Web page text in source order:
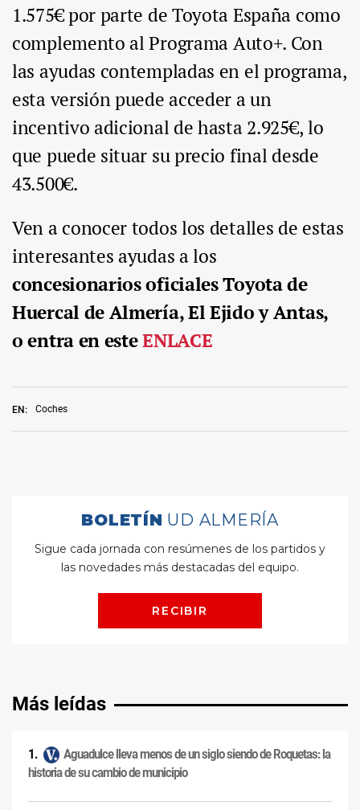
EN: Coches
1.575€ por parte de Toyota España como
complemento al Programa Auto+. Con
las ayudas contempladas en el programa,
esta versión puede acceder a un
incentivo adicional de hasta 2.925€, lo
que puede situar su precio final desde
43.500€.
Ven a conocer todos los detalles de estas
interesantes ayudas a los
concesionarios oficiales Toyota de
Huercal de Almería, El Ejido y Antas,
o entra en esteENLACE
Más leídas
Aguadulce lleva menos de un siglo siendo de Roquetas: la
historia de su cambio de municipio